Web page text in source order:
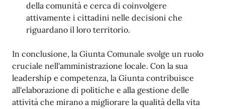
della comunità e cerca di coinvolgere
attivamente i cittadini nelle decisioni che
riguardano il loro territorio.
In conclusione, la Giunta Comunale svolge un ruolo
cruciale nell'amministrazione locale. Con la sua
leadership e competenza, la Giunta contribuisce
all'elaborazione di politiche e alla gestione delle
attività che mirano a migliorare la qualità della vita